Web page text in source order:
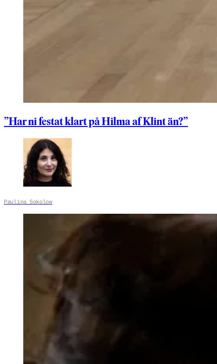
”Har ni festat klart på Hilma af Klint än?”
Paulina Sokolow